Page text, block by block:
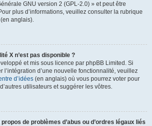
GNU version 2 (GPL-2.0) » et peut être
plus d’informations, veuillez consulter la rubrique
anglais).
X n’est pas disponible ?
et mis sous licence par phpBB Limited. Si
l’intégration d’une nouvelle fonctionnalité, veuillez
d’idées (en anglais) où vous pourrez voter pour
utilisateurs et suggérer les vôtres.
de problèmes d’abus ou d’ordres légaux liés